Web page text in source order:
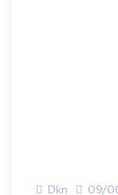
Dkn 09/